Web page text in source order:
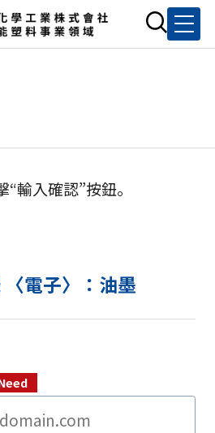
輸入確認”按鈕。
電子〉：油墨